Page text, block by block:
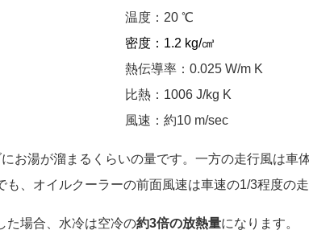
温度：20 ℃
密度：1.2 kg/㎤
熱伝導率：0.025 W/m K
比熱：1006 J/kg K
風速：約10 m/sec
お湯が溜まるくらいの量です。一方の走行風は車
、オイルクーラーの前面風速は車速の1/3程度の走
た場合、水冷は空冷の約3倍の放熱量になります。